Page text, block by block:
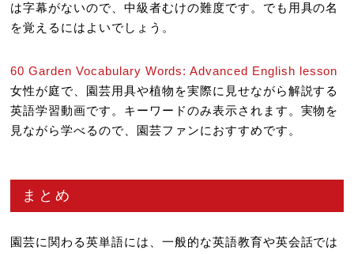
は字幕がないので、中級者むけの難度です。でも用具の名
を覚えるにはよいでしょう。
60 Garden Vocabulary Words: Advanced English lesson
女性が庭で、園芸用具や植物を実際に見せながら解説する
英語学習動画です。キーワードのみ表示されます。実物を
見ながら学べるので、園芸ファンにおすすめです。
まとめ
園芸に関わる英単語には、一般的な英語教育や英会話では